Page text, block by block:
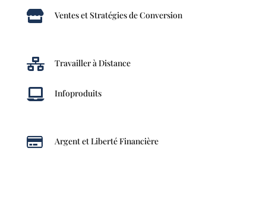
 Ventes et Stratégies de Conversion
 Travailler à Distance
 Infoproduits
 Argent et Liberté Financière